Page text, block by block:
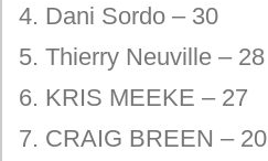
4. Dani Sordo – 30
5. Thierry Neuville – 28
6. KRIS MEEKE – 27
7. CRAIG BREEN – 20